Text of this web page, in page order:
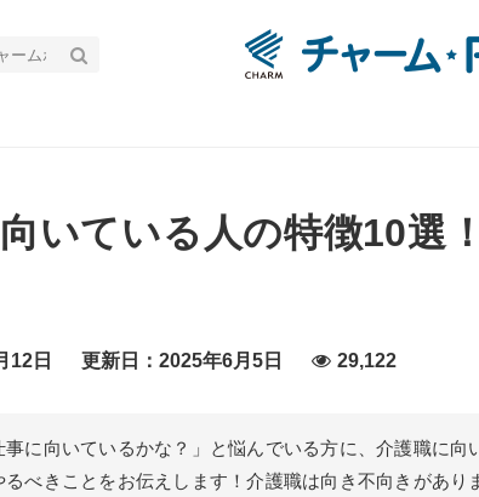
いている人の特徴10選
12日 更新日：2025年6月5日 29,122
事に向いているかな？」と悩んでいる方に、介護職に向
べきことをお伝えします！介護職は向き不向きがあり